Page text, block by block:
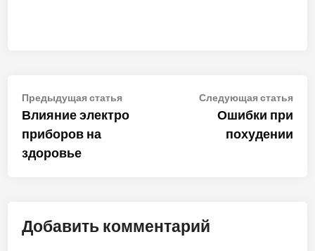
Навигация
по
записям
Предыдущая статьяПредыдущая
статья:
Влияние электро
приборов на
здоровье
Следующая статья
Ошибки при
похудении
Добавить комментарий